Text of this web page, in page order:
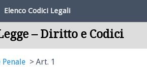
Elenco Codici Legali
– Diritto e Codici
Penale Art. 1